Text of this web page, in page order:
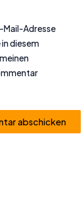
Mail-Adresse
diesem